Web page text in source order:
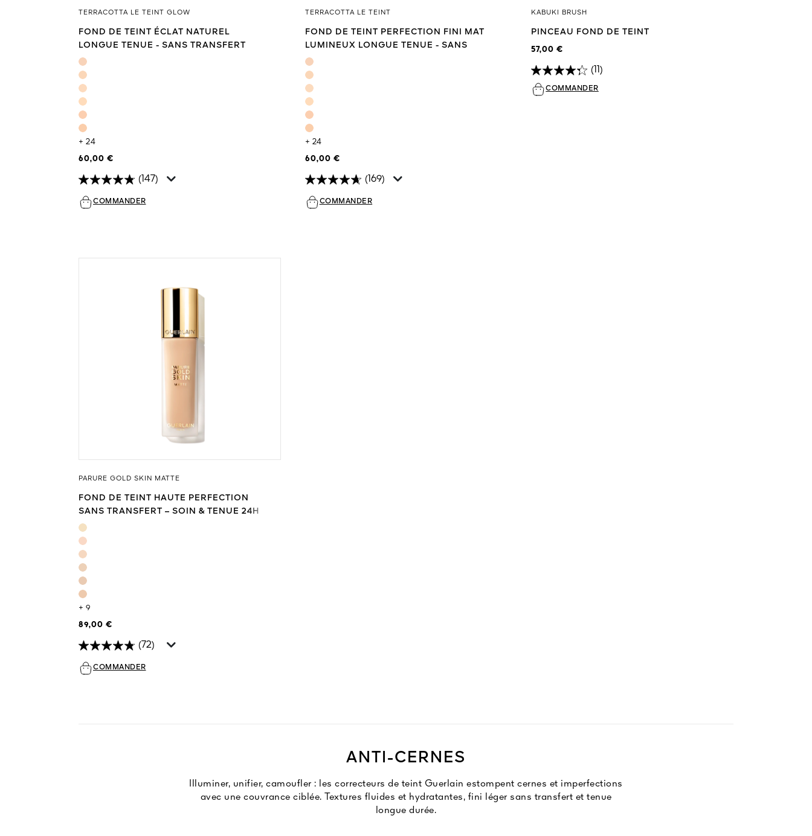
TERRACOTTA LE TEINT GLOW
FOND DE TEINT ÉCLAT NATUREL
LONGUE TENUE - SANS TRANSFERT
+ 24
60,00 €
(147)
COMMANDER
TERRACOTTA LE TEINT
FOND DE TEINT PERFECTION FINI MAT
LUMINEUX LONGUE TENUE - SANS
TRANSFERT
+ 24
60,00 €
(169)
COMMANDER
KABUKI BRUSH
PINCEAU FOND DE TEINT
57,00 €
(11)
COMMANDER
PARURE GOLD SKIN MATTE
FOND DE TEINT HAUTE PERFECTION
SANS TRANSFERT – SOIN & TENUE 24H
+ 9
89,00 €
(72)
COMMANDER
ANTI-CERNES
Illuminer, unifier, camoufler : les correcteurs de teint Guerlain estompent cernes et imperfections
avec une couvrance ciblée. Textures fluides et hydratantes, fini léger sans transfert et tenue
longue durée.